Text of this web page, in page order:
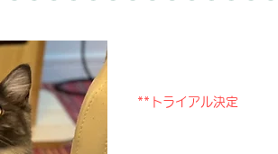
**トライアル決定